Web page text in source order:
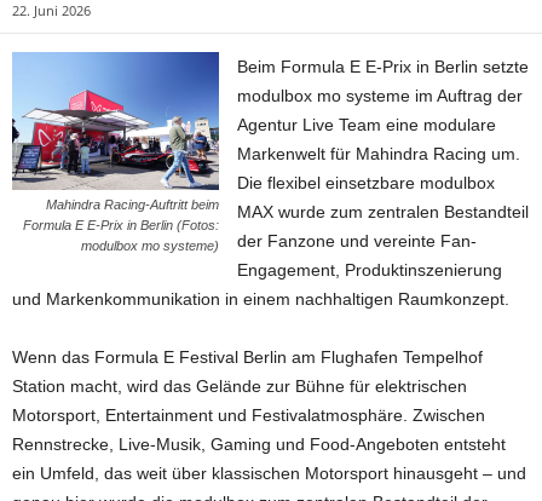
22. Juni 2026
Mahindra Racing-Auftritt beim
Formula E E-Prix in Berlin (Fotos:
modulbox mo systeme)
Beim Formula E E-Prix in Berlin setzte
modulbox mo systeme im Auftrag der
Agentur Live Team eine modulare
Markenwelt für Mahindra Racing um.
Die flexibel einsetzbare modulbox
MAX wurde zum zentralen Bestandteil
der Fanzone und vereinte Fan-
Engagement, Produktinszenierung
und Markenkommunikation in einem nachhaltigen Raumkonzept.
Wenn das Formula E Festival Berlin am Flughafen Tempelhof
Station macht, wird das Gelände zur Bühne für elektrischen
Motorsport, Entertainment und Festivalatmosphäre. Zwischen
Rennstrecke, Live-Musik, Gaming und Food-Angeboten entsteht
ein Umfeld, das weit über klassischen Motorsport hinausgeht – und